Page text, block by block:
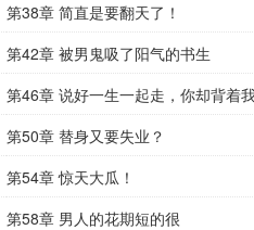
第38章 简直是要翻天了！
第42章 被男鬼吸了阳气的书生
第46章 说好一生一起走，你却背着
狗？
第50章 替身又要失业？
第54章 惊天大瓜！
第58章 男人的花期短的很